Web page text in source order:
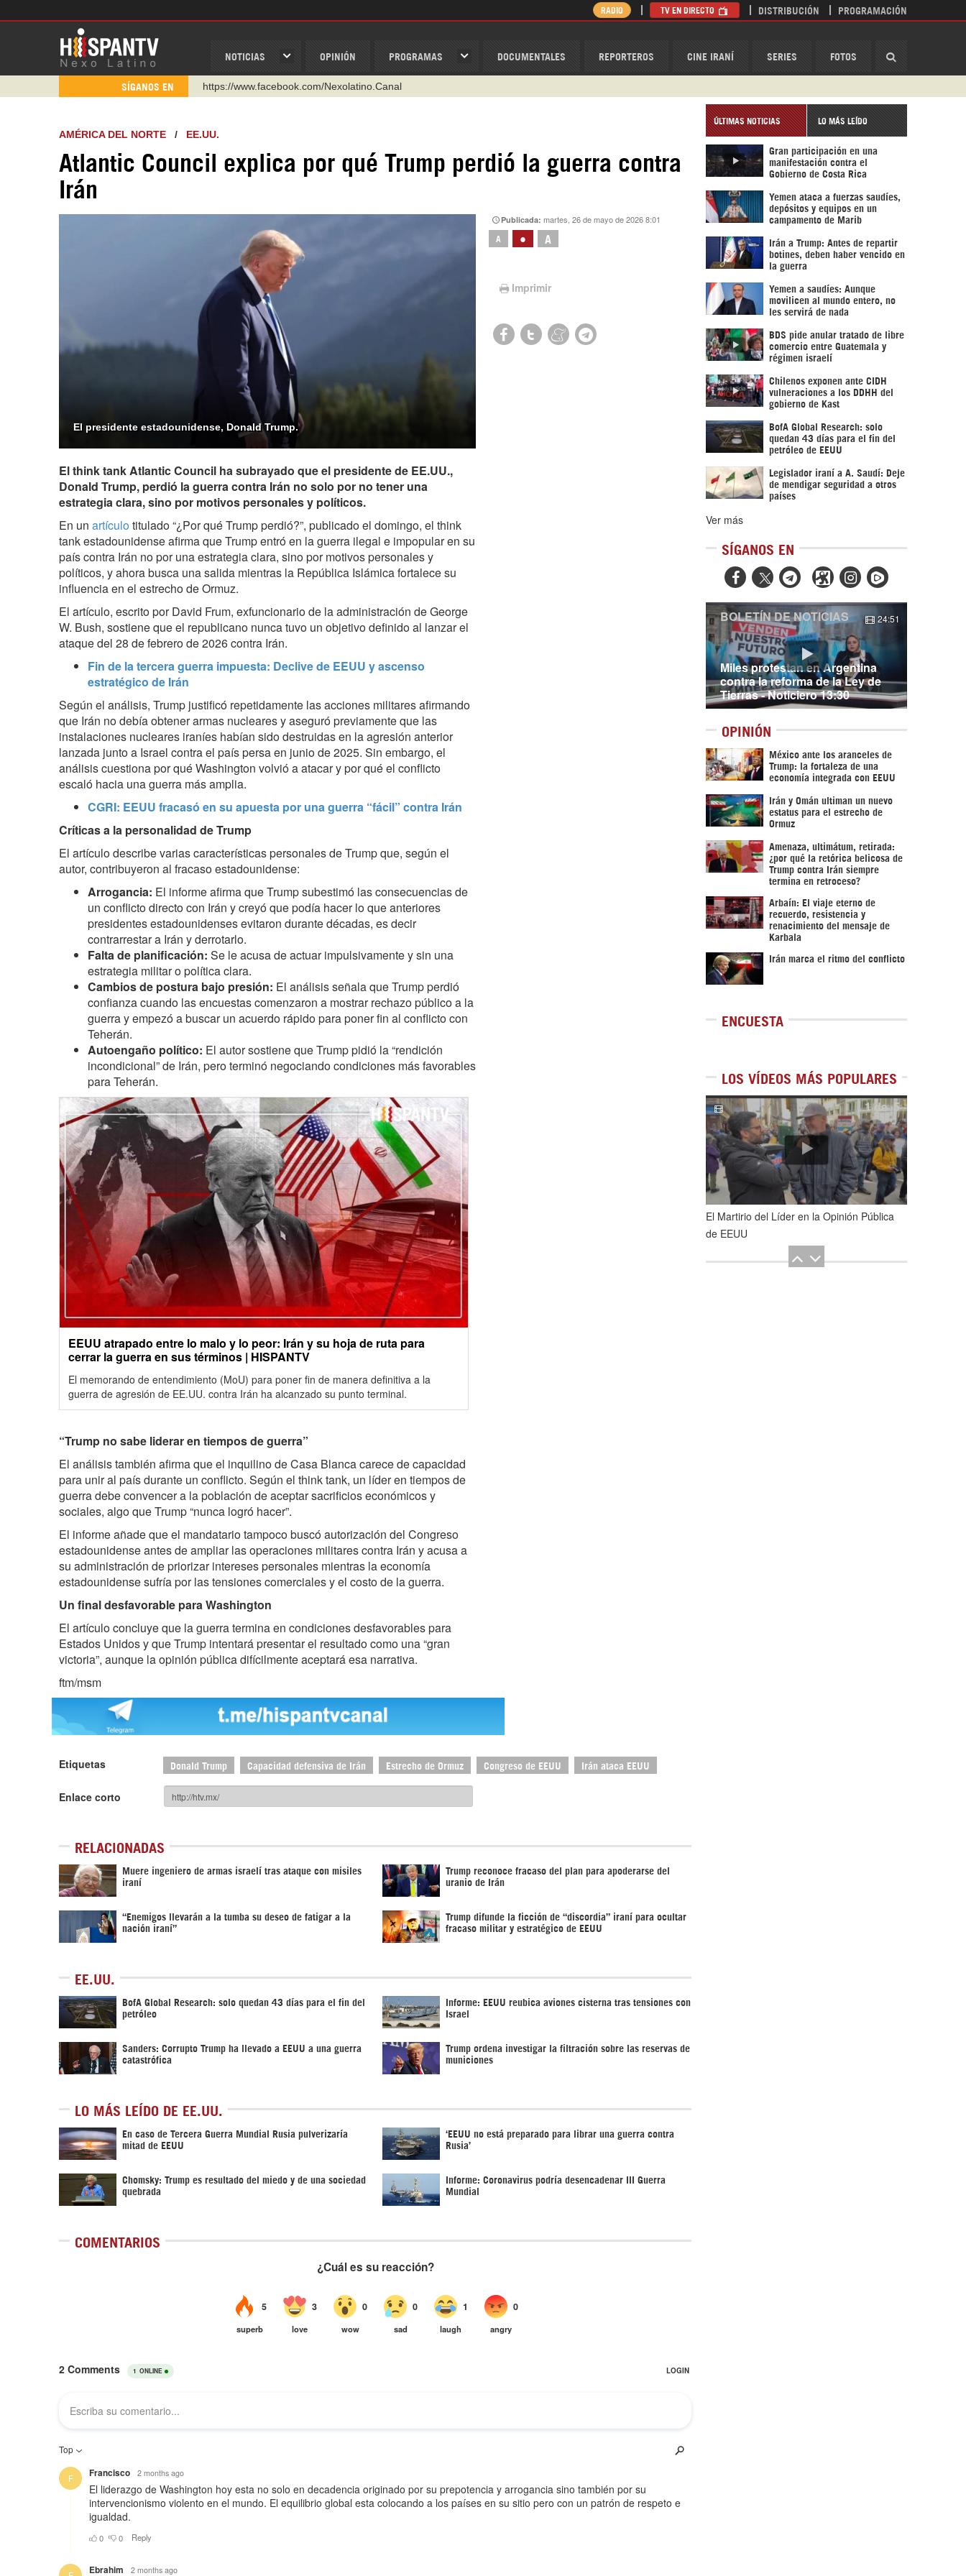
NOTICIAS OPINIÓN PROGRAMAS DOCUMENTALES REPORTEROS CINE IRANÍ SERIES FOTOS
RADIO TV EN DIRECTO DISTRIBUCIÓN PROGRAMACIÓN
SÍGANOS EN
https://www.facebook.com/Nexolatino.Canal
http://twitter.com/nexo_latino
https://t.me/hispantvcanal
https://urmedium.com/c/hispantv
Instagram como: hispan_tv
AMÉRICA DEL NORTE / EE.UU.
Atlantic Council explica por qué Trump perdió la guerra contra
Irán
El presidente estadounidense, Donald Trump.
Publicada:martes, 26 de mayo de 2026 8:01
A • A
Imprimir
El think tank Atlantic Council ha subrayado que el presidente de EE.UU.,
Donald Trump, perdió la guerra contra Irán no solo por no tener una
estrategia clara, sino por motivos personales y políticos.
En un artículo titulado “¿Por qué Trump perdió?”, publicado el domingo, el think
tank estadounidense afirma que Trump entró en la guerra ilegal e impopular en su
país contra Irán no por una estrategia clara, sino por motivos personales y
políticos, y ahora busca una salida mientras la República Islámica fortalece su
influencia en el estrecho de Ormuz.
El artículo, escrito por David Frum, exfuncionario de la administración de George
W. Bush, sostiene que el republicano nunca tuvo un objetivo definido al lanzar el
ataque del 28 de febrero de 2026 contra Irán.
Fin de la tercera guerra impuesta: Declive de EEUU y ascenso
estratégico de Irán
Según el análisis, Trump justificó repetidamente las acciones militares afirmando
que Irán no debía obtener armas nucleares y aseguró previamente que las
instalaciones nucleares iraníes habían sido destruidas en la agresión anterior
lanzada junto a Israel contra el país persa en junio de 2025. Sin embargo, el
análisis cuestiona por qué Washington volvió a atacar y por qué el conflicto
escaló hacia una guerra más amplia.
CGRI: EEUU fracasó en su apuesta por una guerra “fácil” contra Irán
Críticas a la personalidad de Trump
El artículo describe varias características personales de Trump que, según el
autor, contribuyeron al fracaso estadounidense:
Arrogancia: El informe afirma que Trump subestimó las consecuencias de
un conflicto directo con Irán y creyó que podía hacer lo que anteriores
presidentes estadounidenses evitaron durante décadas, es decir
contrarrestar a Irán y derrotarlo.
Falta de planificación: Se le acusa de actuar impulsivamente y sin una
estrategia militar o política clara.
Cambios de postura bajo presión: El análisis señala que Trump perdió
confianza cuando las encuestas comenzaron a mostrar rechazo público a la
guerra y empezó a buscar un acuerdo rápido para poner fin al conflicto con
Teherán.
Autoengaño político: El autor sostiene que Trump pidió la “rendición
incondicional” de Irán, pero terminó negociando condiciones más favorables
para Teherán.
EEUU atrapado entre lo malo y lo peor: Irán y su hoja de ruta para
cerrar la guerra en sus términos | HISPANTV
El memorando de entendimiento (MoU) para poner fin de manera definitiva a la
guerra de agresión de EE.UU. contra Irán ha alcanzado su punto terminal.
“Trump no sabe liderar en tiempos de guerra”
El análisis también afirma que el inquilino de Casa Blanca carece de capacidad
para unir al país durante un conflicto. Según el think tank, un líder en tiempos de
guerra debe convencer a la población de aceptar sacrificios económicos y
sociales, algo que Trump “nunca logró hacer”.
El informe añade que el mandatario tampoco buscó autorización del Congreso
estadounidense antes de ampliar las operaciones militares contra Irán y acusa a
su administración de priorizar intereses personales mientras la economía
estadounidense sufría por las tensiones comerciales y el costo de la guerra.
Un final desfavorable para Washington
El artículo concluye que la guerra termina en condiciones desfavorables para
Estados Unidos y que Trump intentará presentar el resultado como una “gran
victoria”, aunque la opinión pública difícilmente aceptará esa narrativa.
ftm/msm
Etiquetas Donald Trump Capacidad defensiva de Irán Estrecho de Ormuz Congreso de EEUU Irán ataca EEUU
Enlace corto
RELACIONADAS
Muere ingeniero de armas israelí tras ataque con misiles
iraní
Trump reconoce fracaso del plan para apoderarse del
uranio de Irán
“Enemigos llevarán a la tumba su deseo de fatigar a la
nación iraní”
Trump difunde la ficción de “discordia” iraní para ocultar
fracaso militar y estratégico de EEUU
EE.UU.
BofA Global Research: solo quedan 43 días para el fin del
petróleo
Informe: EEUU reubica aviones cisterna tras tensiones con
Israel
Sanders: Corrupto Trump ha llevado a EEUU a una guerra
catastrófica
Trump ordena investigar la filtración sobre las reservas de
municiones
LO MÁS LEÍDO DE EE.UU.
En caso de Tercera Guerra Mundial Rusia pulverizaría
mitad de EEUU
‘EEUU no está preparado para librar una guerra contra
Rusia’
Chomsky: Trump es resultado del miedo y de una sociedad
quebrada
Informe: Coronavirus podría desencadenar III Guerra
Mundial
COMENTARIOS
ÚLTIMAS NOTICIAS LO MÁS LEÍDO
Gran participación en una
manifestación contra el
Gobierno de Costa Rica
Yemen ataca a fuerzas saudíes,
depósitos y equipos en un
campamento de Marib
Irán a Trump: Antes de repartir
botines, deben haber vencido en
la guerra
Yemen a saudíes: Aunque
movilicen al mundo entero, no
les servirá de nada
BDS pide anular tratado de libre
comercio entre Guatemala y
régimen israelí
Chilenos exponen ante CIDH
vulneraciones a los DDHH del
gobierno de Kast
BofA Global Research: solo
quedan 43 días para el fin del
petróleo de EEUU
Legislador iraní a A. Saudí: Deje
de mendigar seguridad a otros
países
Ver más
SÍGANOS EN
  
Miles protestan en Argentina
contra la reforma de la Ley de
Tierras - Noticiero 13:30
BOLETÍN DE NOTICIAS 24:51
OPINIÓN
México ante los aranceles de
Trump: la fortaleza de una
economía integrada con EEUU
Irán y Omán ultiman un nuevo
estatus para el estrecho de
Ormuz
Amenaza, ultimátum, retirada:
¿por qué la retórica belicosa de
Trump contra Irán siempre
termina en retroceso?
Arbaín: El viaje eterno de
recuerdo, resistencia y
renacimiento del mensaje de
Karbala
Irán marca el ritmo del conflicto
ENCUESTA
LOS VÍDEOS MÁS POPULARES
1de5
El Martirio del Líder en la Opinión Pública
de EEUU